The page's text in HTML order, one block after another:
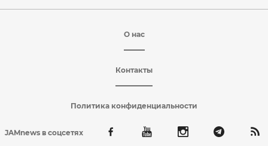
О нас
Контакты
Политика конфиденциальности
JAMnews в соцсетях